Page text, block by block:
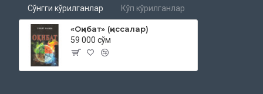
Сўнгги кўрилганлар Кўп кўрилганлар
«Оқибат» (қиссалар)
59 000 сўм